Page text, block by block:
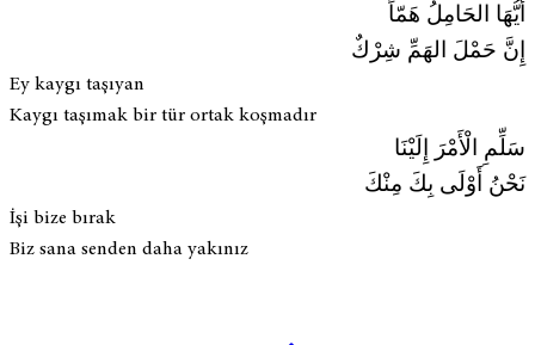
أَيُّهَا الحَامِلُ هَمّاً
إِنَّ حَمْلَ الهَمِّ شِرْكٌ
Ey kaygı taşıyan
Kaygı taşımak bir tür ortak koşmadır
سَلِّمِ الْأَمْرَ إِلَيْنَا
نَحْنُ أَوْلَى بِكَ مِنْكَ
İşi bize bırak
Biz sana senden daha yakınız